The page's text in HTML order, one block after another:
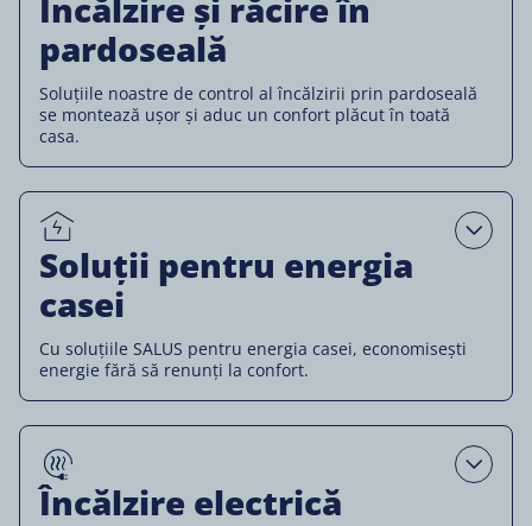
Încălzire și răcire în
pardoseală
Soluțiile noastre de control al încălzirii prin pardoseală
se montează ușor și aduc un confort plăcut în toată
casa.
Soluții pentru energia
casei
Cu soluțiile SALUS pentru energia casei, economisești
energie fără să renunți la confort.
Open
Încălzire electrică
Open